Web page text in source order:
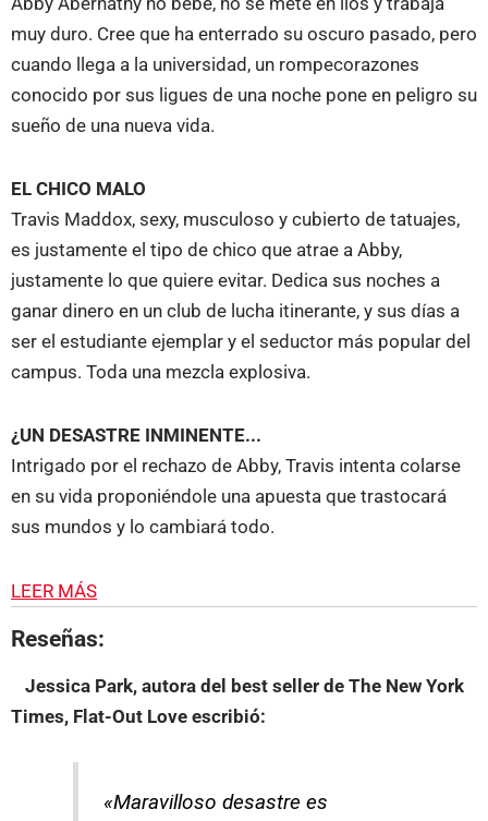
muy duro. Cree que ha enterrado su oscuro pasado, pero
cuando llega a la universidad, un rompecorazones
conocido por sus ligues de una noche pone en peligro su
sueño de una nueva vida.
EL CHICO MALO
Travis Maddox, sexy, musculoso y cubierto de tatuajes,
es justamente el tipo de chico que atrae a Abby,
justamente lo que quiere evitar. Dedica sus noches a
ganar dinero en un club de lucha itinerante, y sus días a
ser el estudiante ejemplar y el seductor más popular del
campus. Toda una mezcla explosiva.
¿UN DESASTRE INMINENTE...
Intrigado por el rechazo de Abby, Travis intenta colarse
en su vida proponiéndole una apuesta que trastocará
sus mundos y lo cambiará todo.
LEER MÁS
Reseñas:
Jessica Park, autora del best seller de The New York
Times, Flat-Out Love escribió:
«Maravilloso desastre es